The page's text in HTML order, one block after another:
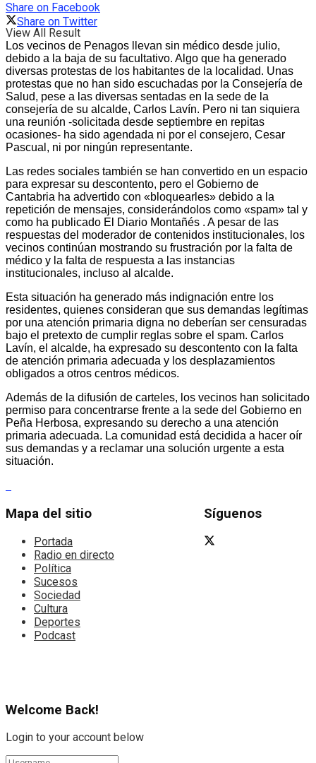
View All Result
Share on Facebook
Share on Twitter
Los vecinos de Penagos llevan sin médico desde julio,
debido a la baja de su facultativo. Algo que ha generado
diversas protestas de los habitantes de la localidad. Unas
protestas que no han sido escuchadas por la Consejería de
Salud, pese a las diversas sentadas en la sede de la
consejería de su alcalde, Carlos Lavín. Pero ni tan siquiera
una reunión -solicitada desde septiembre en repitas
ocasiones- ha sido agendada ni por el consejero, Cesar
Pascual, ni por ningún representante.
Las redes sociales también se han convertido en un espacio
para expresar su descontento, pero el Gobierno de
Cantabria ha advertido con «bloquearles» debido a la
repetición de mensajes, considerándolos como «spam» tal y
como ha publicado El Diario Montañés . A pesar de las
respuestas del moderador de contenidos institucionales, los
vecinos continúan mostrando su frustración por la falta de
médico y la falta de respuesta a las instancias
institucionales, incluso al alcalde.
Esta situación ha generado más indignación entre los
residentes, quienes consideran que sus demandas legítimas
por una atención primaria digna no deberían ser censuradas
bajo el pretexto de cumplir reglas sobre el spam. Carlos
Lavín, el alcalde, ha expresado su descontento con la falta
de atención primaria adecuada y los desplazamientos
obligados a otros centros médicos.
Además de la difusión de carteles, los vecinos han solicitado
permiso para concentrarse frente a la sede del Gobierno en
Peña Herbosa, expresando su derecho a una atención
primaria adecuada. La comunidad está decidida a hacer oír
sus demandas y a reclamar una solución urgente a esta
situación.
Mapa del sitio
Portada
Radio en directo
Política
Sucesos
Sociedad
Cultura
Deportes
Podcast
Síguenos
Welcome Back!
Login to your account below